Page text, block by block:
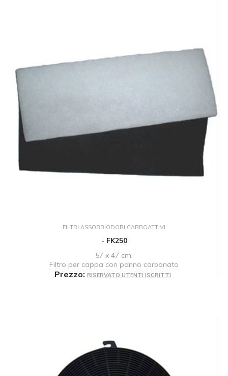
FILTRI ASSORBIODORI CARBOATTIVI
- FK250
57 x 47 cm.
Filtro per cappa con panno carbonato
Prezzo: RISERVATO UTENTI ISCRITTI